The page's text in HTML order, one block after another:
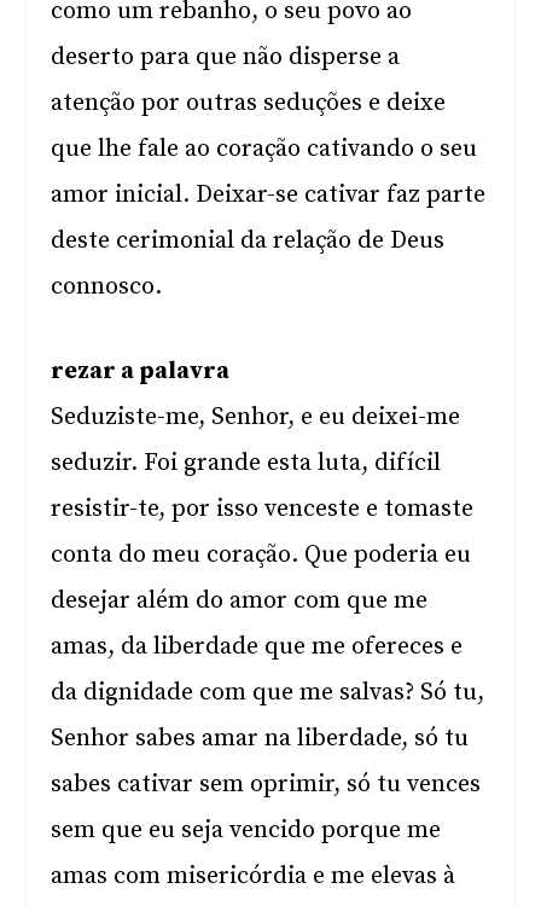
como um rebanho, o seu povo ao
deserto para que não disperse a
atenção por outras seduções e deixe
que lhe fale ao coração cativando o seu
amor inicial. Deixar-se cativar faz parte
deste cerimonial da relação de Deus
connosco.
rezar a palavra
Seduziste-me, Senhor, e eu deixei-me
seduzir. Foi grande esta luta, difícil
resistir-te, por isso venceste e tomaste
conta do meu coração. Que poderia eu
desejar além do amor com que me
amas, da liberdade que me ofereces e
da dignidade com que me salvas? Só tu,
Senhor sabes amar na liberdade, só tu
sabes cativar sem oprimir, só tu vences
sem que eu seja vencido porque me
amas com misericórdia e me elevas à